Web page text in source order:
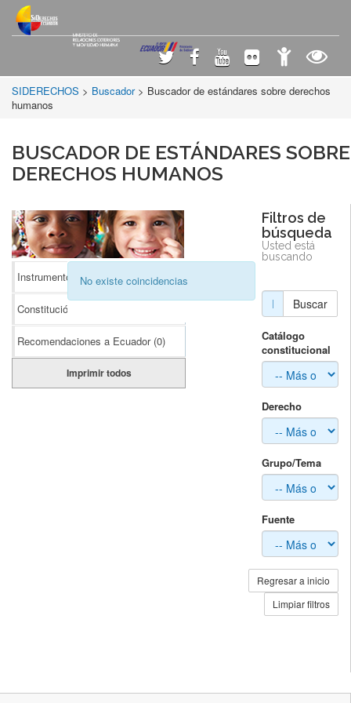
SIDERECHOS > Buscador > Buscador de estándares sobre derechos
humanos
BUSCADOR DE ESTÁNDARES SOBRE
DERECHOS HUMANOS
Instrumentos Internacionales(0)
Constitución
Recomendaciones a Ecuador (0)
Imprimir todos
No existe coincidencias
Filtros de
búsqueda
Usted está
buscando
Buscar
Catálogo
constitucional
Derecho
Grupo/Tema
Fuente
Regresar a inicio
Limpiar filtros